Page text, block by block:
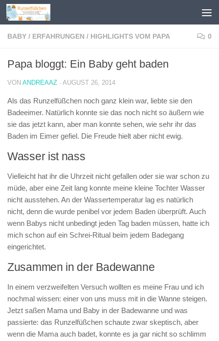
Zum Inhalt springen
BABY / ERFAHRUNGEN / HIGHLIGHTS VOM PAPA 0
Papa bloggt: Ein Baby geht baden
VON ANDREAAZ · AUGUST 26, 2014
Als das Runzelfüßchen noch ganz klein war, liebte sie den
Badeeimer. Natürlich konnte sie das noch nicht so äußern wie
sie das jetzt kann, aber man konnte sehen, wie sehr ihr das
Baden im Eimer gefiel. Die Freude hielt aber nicht ewig.
Wasser ist nass
Vielleicht hat ihr die Uhrzeit nicht gefallen oder sie war schon zu
müde, aber eine Zeit lang konnte meine kleine Tochter Wasser
nicht ausstehen. An der Wassertemperatur lag es natürlich
nicht, denn die wurde penibel vor jedem Baden überprüft. Auch
wenn Babys nicht unbedingt jeden Tag baden müssen, hatte ich
mich schon auf ein Schrei-Ritual beim jedem Badegang
eingerichtet.
Zusammen in der Badewanne
In einem verzweifelten Versuch wollten es meine Frau und ich
nochmal wissen: einer von uns muss mit in die Wanne steigen.
Jetzt saßen Mama und Baby in der Badewanne und was
passierte: das Runzelfüßchen schaute zwar skeptisch, aber
wenn die Mama auch badet, konnte es ja gar nicht so schlimm